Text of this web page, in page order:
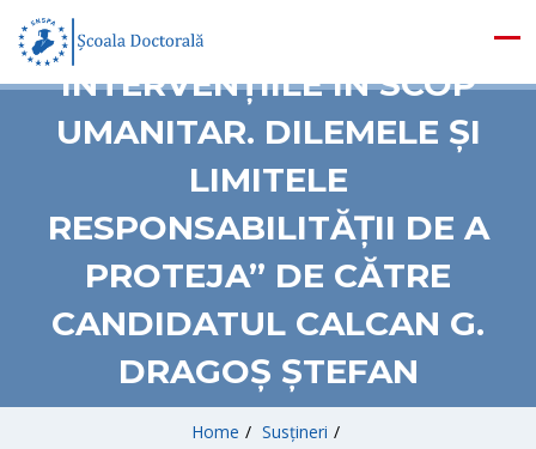
INTERNAȚIONAL ȘI
INTERVENȚIILE ÎN SCOP
UMANITAR. DILEMELE ȘI
LIMITELE
RESPONSABILITĂȚII DE A
PROTEJA” DE CĂTRE
CANDIDATUL CALCAN G.
DRAGOȘ ȘTEFAN
Home / Susțineri /